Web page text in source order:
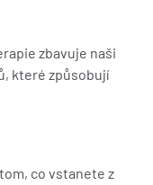
zbavuje naši
které způsobují
co vstanete z